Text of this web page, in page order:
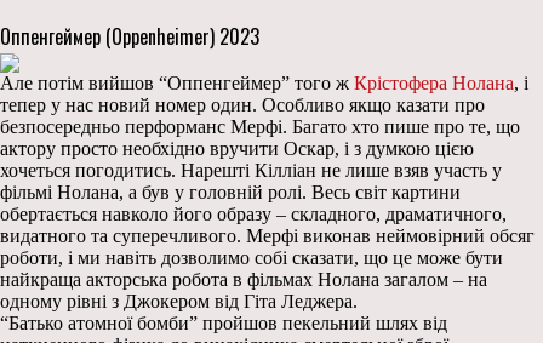
Оппенгеймер (Oppenheimer) 2023
Але потім вийшов “Оппенгеймер” того ж Крістофера Нолана, і
тепер у нас новий номер один. Особливо якщо казати про
безпосередньо перформанс Мерфі. Багато хто пише про те, що
актору просто необхідно вручити Оскар, і з думкою цією
хочеться погодитись. Нарешті Кілліан не лише взяв участь у
фільмі Нолана, а був у головній ролі. Весь світ картини
обертається навколо його образу – складного, драматичного,
видатного та суперечливого. Мерфі виконав неймовірний обсяг
роботи, і ми навіть дозволимо собі сказати, що це може бути
найкраща акторська робота в фільмах Нолана загалом – на
одному рівні з Джокером від Гіта Леджера.
“Батько атомної бомби” пройшов пекельний шлях від